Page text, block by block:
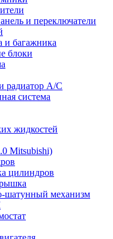
и переключатели
и багажника
блоки
радиатор А/C
система
жидкостей
Mitsubishi)
цилиндров
шатунный механизм